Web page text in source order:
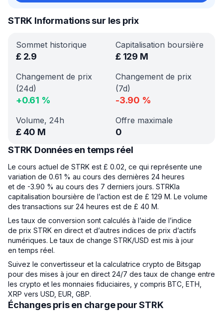
STRK Informations sur les prix
Sommet historique
£ 2.9
Capitalisation boursière
£ 129 M
Changement de prix
(24d)
+0.61 %
Changement de prix
(7d)
-3.90 %
Volume, 24h
£40 M
Offre maximale
0
STRK Données en temps réel
Le cours actuel de STRK est £ 0.02, ce qui représente une
variation de 0.61 % au cours des dernières 24 heures
et de -3.90 % au cours des 7 derniers jours. STRKla
capitalisation boursière de l’action est de £ 129 M. Le volume
des transactions sur 24 heures est de £ 40 M.
Les taux de conversion sont calculés à l’aide de l’indice
de prix STRK en direct et d’autres indices de prix d’actifs
numériques. Le taux de change STRK/USD est mis à jour
en temps réel.
Suivez le convertisseur et la calculatrice crypto de Bitsgap
pour des mises à jour en direct 24/7 des taux de change entre
les crypto et les monnaies fiduciaires, y compris BTC, ETH,
XRP vers USD, EUR, GBP.
Échanges pris en charge pour STRK